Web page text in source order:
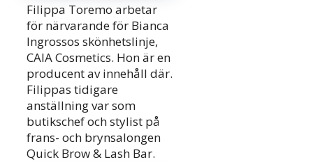
Filippa Toremo arbetar
för närvarande för Bianca
Ingrossos skönhetslinje,
CAIA Cosmetics. Hon är en
producent av innehåll där.
Filippas tidigare
anställning var som
butikschef och stylist på
frans- och brynsalongen
Quick Brow & Lash Bar.